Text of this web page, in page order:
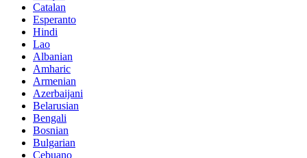
Catalan
Esperanto
Hindi
Lao
Albanian
Amharic
Armenian
Azerbaijani
Belarusian
Bengali
Bosnian
Bulgarian
Cebuano